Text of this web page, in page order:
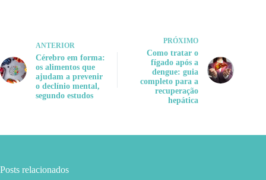
ANTERIOR
Cérebro em forma:
os alimentos que
ajudam a prevenir
o declínio mental,
segundo estudos
PRÓXIMO
Como tratar o
fígado após a
dengue: guia
completo para a
recuperação
hepática
Posts relacionados